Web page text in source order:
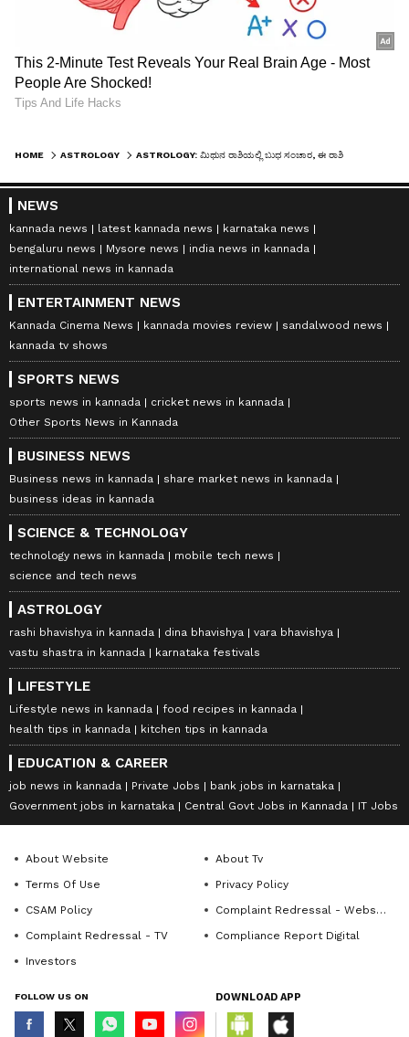
Trade Deal | Party Rounds
HOME ASTROLOGY
NEWS
kannada news latest kannada news
karnataka news
bengaluru news
Mysore news
india news in kannada
international news in kannada
ENTERTAINMENT NEWS
Kannada Cinema News kannada movies review
sandalwood news
kannada tv shows
SPORTS NEWS
sports news in kannada
cricket news in kannada
Other Sports News in Kannada
BUSINESS NEWS
Business news in kannada
share market news in kannada
business ideas in kannada
SCIENCE & TECHNOLOGY
technology news in kannada
mobile tech news
science and tech news
ASTROLOGY
rashi bhavishya in kannada dina bhavishya
vara bhavishya
vastu shastra in kannada
karnataka festivals
LIFESTYLE
Lifestyle news in kannada
food recipes in kannada
health tips in kannada
kitchen tips in kannada
EDUCATION & CAREER
job news in kannada Private Jobs
bank jobs in karnataka
Government jobs in karnataka
Central Govt Jobs in Kannada IT Jobs
About Website
About Tv
Terms Of Use
Privacy Policy
CSAM Policy
Complaint Redressal - Website
Complaint Redressal - TV
Compliance Report Digital
Investors
FOLLOW US ON DOWNLOAD APP